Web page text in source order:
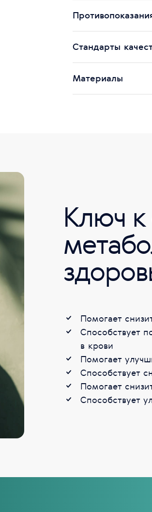
Стандарты
Материалы
Ключ к
Помогает
Способствует
в крови
Помогает
Способствует
Помогает
Способствует